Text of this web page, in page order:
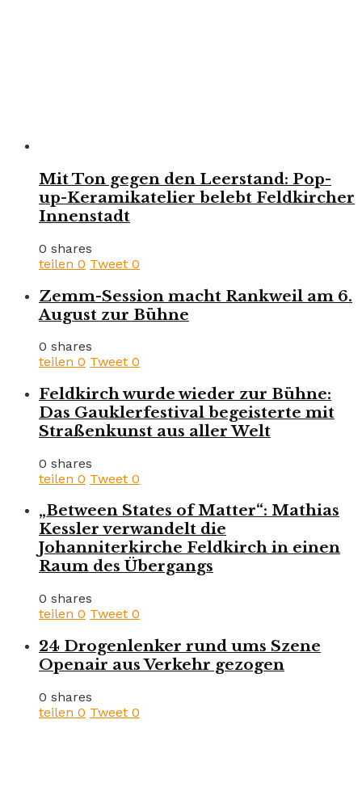
Mit Ton gegen den Leerstand: Pop-
up-Keramikatelier belebt Feldkircher
Innenstadt
0 shares
teilen 0 Tweet 0
Zemm-Session macht Rankweil am 6.
August zur Bühne
0 shares
teilen 0 Tweet 0
Feldkirch wurde wieder zur Bühne:
Das Gauklerfestival begeisterte mit
Straßenkunst aus aller Welt
0 shares
teilen 0 Tweet 0
„Between States of Matter“: Mathias
Kessler verwandelt die
Johanniterkirche Feldkirch in einen
Raum des Übergangs
0 shares
teilen 0 Tweet 0
24 Drogenlenker rund ums Szene
Openair aus Verkehr gezogen
0 shares
teilen 0 Tweet 0